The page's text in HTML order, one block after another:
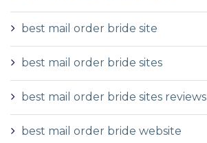
best mail order bride site
best mail order bride sites
best mail order bride sites reviews
best mail order bride website